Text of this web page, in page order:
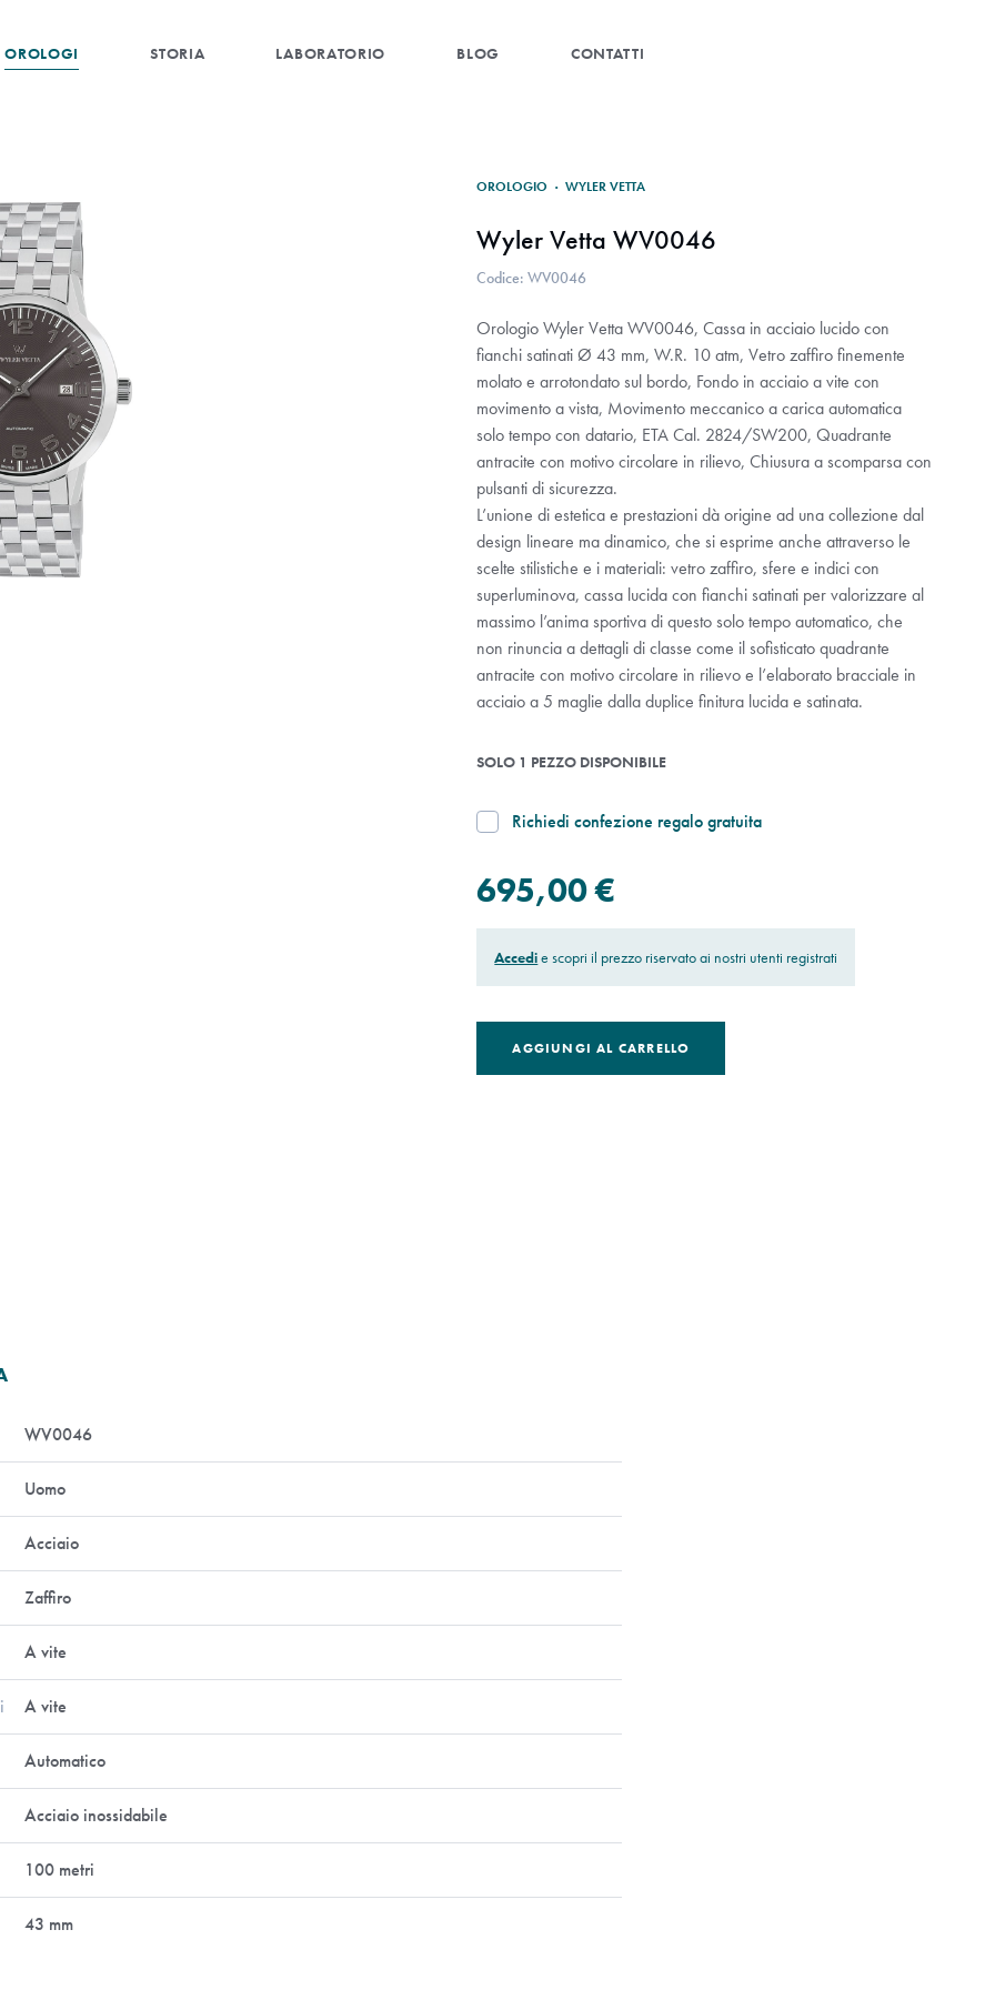
OROLOGI STORIA LABORATORIO BLOG CONTATTI
OROLOGIO · WYLER VETTA
Wyler Vetta WV0046
Codice: WV0046
Orologio Wyler Vetta WV0046, Cassa in acciaio lucido con
fianchi satinati Ø 43 mm, W.R. 10 atm, Vetro zaffiro finemente
molato e arrotondato sul bordo, Fondo in acciaio a vite con
movimento a vista, Movimento meccanico a carica automatica
solo tempo con datario, ETA Cal. 2824/SW200, Quadrante
antracite con motivo circolare in rilievo, Chiusura a scomparsa con
pulsanti di sicurezza.
L’unione di estetica e prestazioni dà origine ad una collezione dal
design lineare ma dinamico, che si esprime anche attraverso le
scelte stilistiche e i materiali: vetro zaffiro, sfere e indici con
superluminova, cassa lucida con fianchi satinati per valorizzare al
massimo l’anima sportiva di questo solo tempo automatico, che
non rinuncia a dettagli di classe come il sofisticato quadrante
antracite con motivo circolare in rilievo e l’elaborato bracciale in
acciaio a 5 maglie dalla duplice finitura lucida e satinata.
SOLO 1 PEZZO DISPONIBILE
Richiedi confezione regalo gratuita
695,00 €
Accedie scopri il prezzo riservato ai nostri utenti registrati
AGGIUNGI AL CARRELLO
WV0046
Uomo
Acciaio
Zaffiro
A vite
A vite
Automatico
Acciaio inossidabile
100 metri
43 mm